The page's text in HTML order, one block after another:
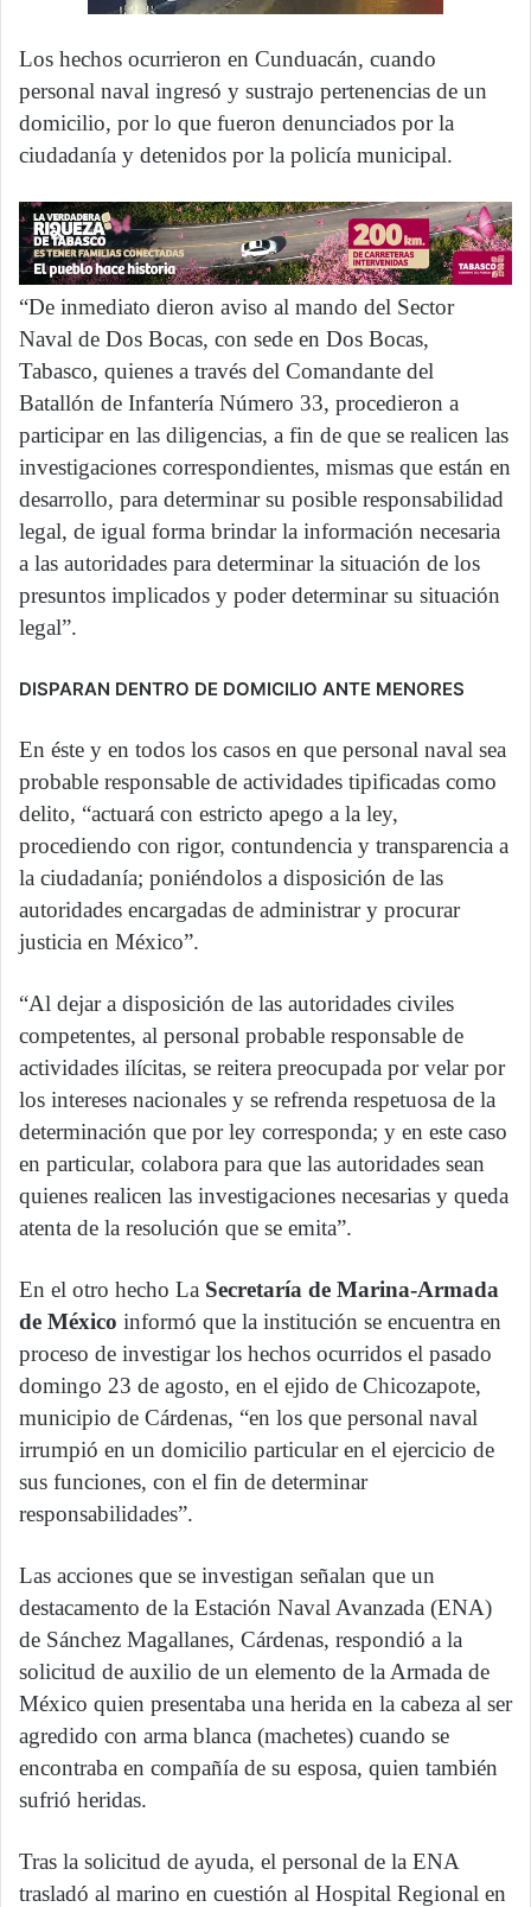
Los hechos ocurrieron en Cunduacán, cuando
personal naval ingresó y sustrajo pertenencias de un
domicilio, por lo que fueron denunciados por la
ciudadanía y detenidos por la policía municipal.
“De inmediato dieron aviso al mando del Sector
Naval de Dos Bocas, con sede en Dos Bocas,
Tabasco, quienes a través del Comandante del
Batallón de Infantería Número 33, procedieron a
participar en las diligencias, a fin de que se realicen las
investigaciones correspondientes, mismas que están en
desarrollo, para determinar su posible responsabilidad
legal, de igual forma brindar la información necesaria
a las autoridades para determinar la situación de los
presuntos implicados y poder determinar su situación
legal”.
DISPARAN DENTRO DE DOMICILIO ANTE MENORES
En éste y en todos los casos en que personal naval sea
probable responsable de actividades tipificadas como
delito, “actuará con estricto apego a la ley,
procediendo con rigor, contundencia y transparencia a
la ciudadanía; poniéndolos a disposición de las
autoridades encargadas de administrar y procurar
justicia en México”.
“Al dejar a disposición de las autoridades civiles
competentes, al personal probable responsable de
actividades ilícitas, se reitera preocupada por velar por
los intereses nacionales y se refrenda respetuosa de la
determinación que por ley corresponda; y en este caso
en particular, colabora para que las autoridades sean
quienes realicen las investigaciones necesarias y queda
atenta de la resolución que se emita”.
En el otro hecho La Secretaría de Marina-Armada
de México informó que la institución se encuentra en
proceso de investigar los hechos ocurridos el pasado
domingo 23 de agosto, en el ejido de Chicozapote,
municipio de Cárdenas, “en los que personal naval
irrumpió en un domicilio particular en el ejercicio de
sus funciones, con el fin de determinar
responsabilidades”.
Las acciones que se investigan señalan que un
destacamento de la Estación Naval Avanzada (ENA)
de Sánchez Magallanes, Cárdenas, respondió a la
solicitud de auxilio de un elemento de la Armada de
México quien presentaba una herida en la cabeza al ser
agredido con arma blanca (machetes) cuando se
encontraba en compañía de su esposa, quien también
sufrió heridas.
Tras la solicitud de ayuda, el personal de la ENA
trasladó al marino en cuestión al Hospital Regional en